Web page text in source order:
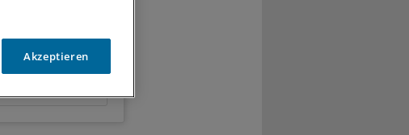
Akzeptieren